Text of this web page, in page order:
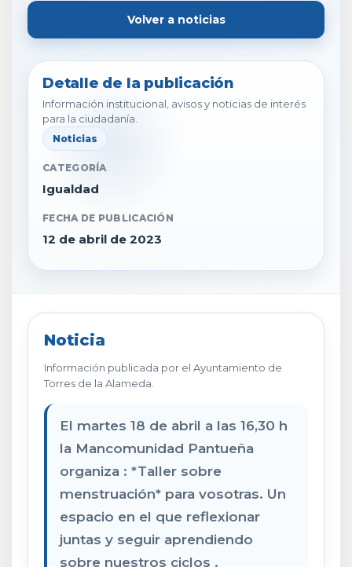
Volver a noticias
Detalle de la publicación
Información institucional, avisos y noticias de interés
para la ciudadanía.
Noticias
CATEGORÍA
Igualdad
FECHA DE PUBLICACIÓN
12 de abril de 2023
Noticia
Información publicada por el Ayuntamiento de
Torres de la Alameda.
El martes 18 de abril a las 16,30 h
la Mancomunidad Pantueña
organiza : *Taller sobre
menstruación* para vosotras. Un
espacio en el que reflexionar
juntas y seguir aprendiendo
sobre nuestros ciclos .